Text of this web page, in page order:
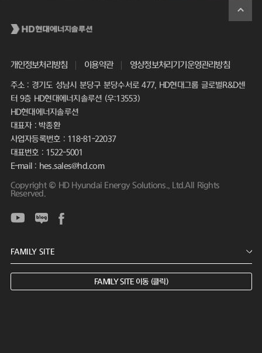
개인정보처리방침 이용약관 영상정보처리기기운영관리방침
주소 : 경기도 성남시 분당구 분당수서로 477, HD현대그룹 글로벌R&D센
터 9층 HD현대에너지솔루션 (우:13553)
HD현대에너지솔루션
대표자 : 박종환
사업자등록번호 : 118-81-22037
대표번호 : 1522-5001
E-mail : hes.sales@hd.com
Copyright © HD Hyundai Energy Solutions., Ltd.All Rights
Reserved.
FAMILY SITE 이동 (클릭)